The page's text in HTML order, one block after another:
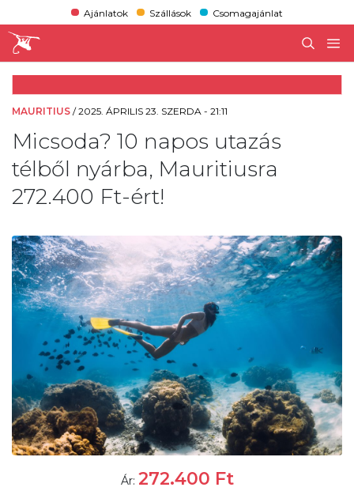
Ajánlatok Szállások Csomagajánlat
MAURITIUS /2025. ÁPRILIS 23. SZERDA - 21:11
Micsoda? 10 napos utazás
télből nyárba, Mauritiusra
272.400 Ft-ért!
Ár: 272.400 Ft